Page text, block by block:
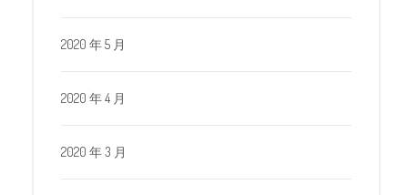
2020 年 5 月
2020 年 4 月
2020 年 3 月